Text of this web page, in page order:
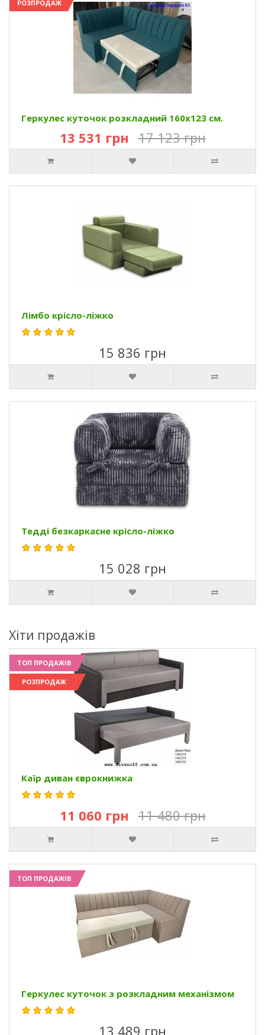
РОЗПРОДАЖ
Геркулес куточок розкладний 160х123 см.
13 531 грн 17 123 грн
Лімбо крісло-ліжко
15 836 грн
Тедді безкаркасне крісло-ліжко
15 028 грн
Хіти продажів
ТОП ПРОДАЖІВ
РОЗПРОДАЖ
Каїр диван єврокнижка
11 060 грн 11 480 грн
ТОП ПРОДАЖІВ
Геркулес куточок з розкладним механізмом
13 489 грн